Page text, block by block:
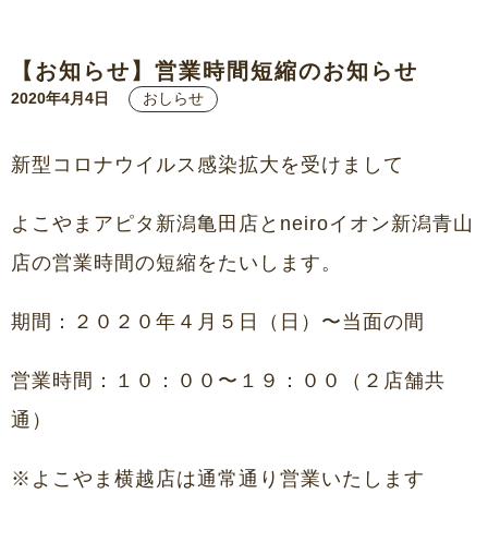
【お知らせ】営業時間短縮のお知らせ
2020年4月4日 おしらせ
新型コロナウイルス感染拡大を受けまして
よこやまアピタ新潟亀田店とneiroイオン新潟青山
店の営業時間の短縮をたいします。
期間：２０２０年４月５日（日）〜当面の間
営業時間：１０：００〜１９：００（２店舗共
通）
※よこやま横越店は通常通り営業いたします